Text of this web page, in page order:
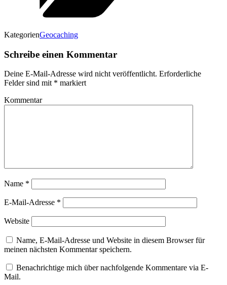
KategorienGeocaching
Schreibe einen Kommentar
Deine E-Mail-Adresse wird nicht veröffentlicht. Erforderliche
Felder sind mit * markiert
Kommentar
Name *
E-Mail-Adresse *
Website
Name, E-Mail-Adresse und Website in diesem Browser für
meinen nächsten Kommentar speichern.
Benachrichtige mich über nachfolgende Kommentare via E-
Mail.